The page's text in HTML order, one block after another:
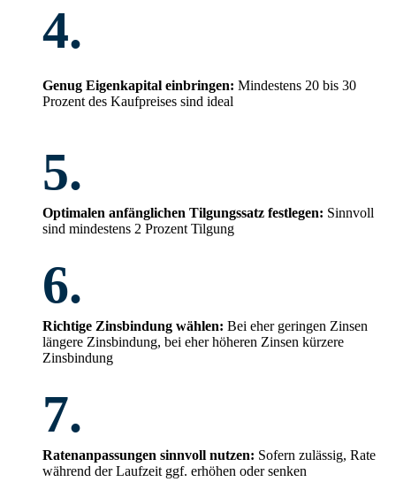
4.
Genug Eigenkapital einbringen: Mindestens 20 bis 30
Prozent des Kaufpreises sind ideal
5.
Optimalen anfänglichen Tilgungssatz festlegen: Sinnvoll
sind mindestens 2 Prozent Tilgung
6.
Richtige Zinsbindung wählen: Bei eher geringen Zinsen
längere Zinsbindung, bei eher höheren Zinsen kürzere
Zinsbindung
7.
Ratenanpassungen sinnvoll nutzen: Sofern zulässig, Rate
während der Laufzeit ggf. erhöhen oder senken